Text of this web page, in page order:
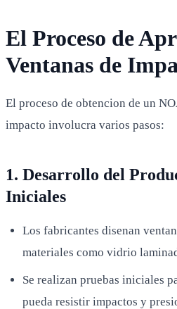
El Proceso de
Ventanas de
El proceso de obtencion de un
impacto involucra varios pasos:
1. Desarrollo del
Iniciales
Los fabricantes disenan
materiales como vidrio
Se realizan pruebas iniciales
pueda resistir impactos y